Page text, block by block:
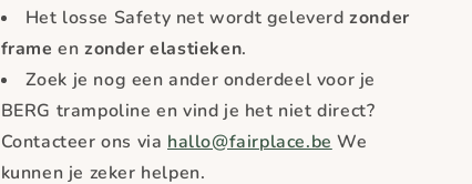
Het losse Safety net wordt geleverdzonder
frame en zonder elastieken.
Zoek je nog een ander onderdeel voor je
BERG trampoline en vind je het niet direct?
Contacteer ons via hallo@fairplace.be We
kunnen je zeker helpen.